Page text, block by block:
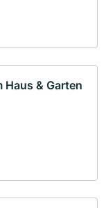
& Garten